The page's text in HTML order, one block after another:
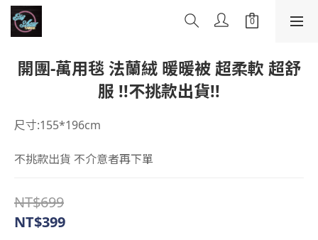
開團-萬用毯 法蘭絨 暖暖被 超柔軟 超舒
服 !!不挑款出貨!!
尺寸:155*196cm
不挑款出貨 不介意者再下單
NT$699
NT$399